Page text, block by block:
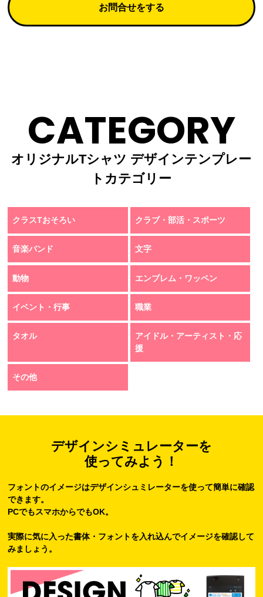
お問合せをする
CATEGORY
オリジナルTシャツ デザインテンプレー
トカテゴリー
クラスTおそろい クラブ・部活・スポーツ
音楽バンド 文字
動物 エンブレム・ワッペン
イベント・行事 職業
タオル
アイドル・アーティスト・応
援
その他
デザインシミュレーターを
使ってみよう！
フォントのイメージはデザインシュミレーターを使って簡単に確認
できます。
PCでもスマホからでもOK。
実際に気に入った書体・フォントを入れ込んでイメージを確認して
みましょう。